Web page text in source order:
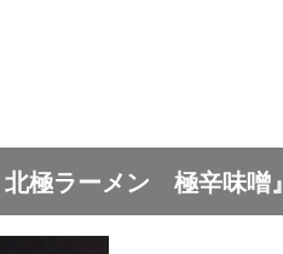
極ラーメン 極辛味噌』